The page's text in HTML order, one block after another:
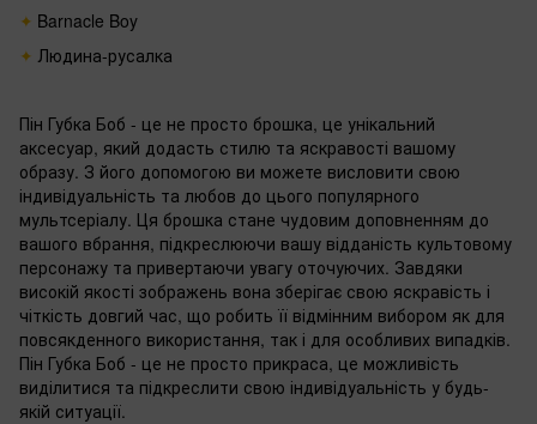
Barnacle Boy
Людина-русалка
Пін Губка Боб - це не просто брошка, це унікальний
аксесуар, який додасть стилю та яскравості вашому
образу. З його допомогою ви можете висловити свою
індивідуальність та любов до цього популярного
мультсеріалу. Ця брошка стане чудовим доповненням до
вашого вбрання, підкреслюючи вашу відданість культовому
персонажу та привертаючи увагу оточуючих. Завдяки
високій якості зображень вона зберігає свою яскравість і
чіткість довгий час, що робить її відмінним вибором як для
повсякденного використання, так і для особливих випадків.
Пін Губка Боб - це не просто прикраса, це можливість
виділитися та підкреслити свою індивідуальність у будь-
якій ситуації.